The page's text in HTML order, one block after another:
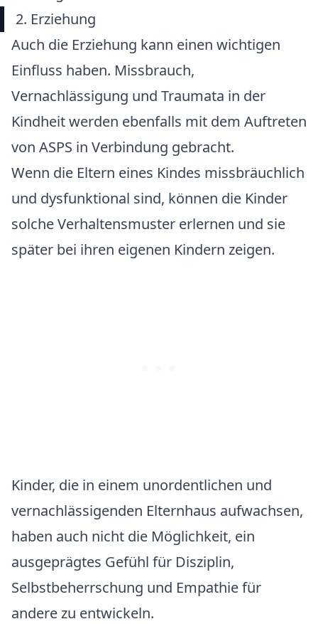
2. Erziehung
Auch die Erziehung kann einen wichtigen
Einfluss haben. Missbrauch,
Vernachlässigung und Traumata in der
Kindheit werden ebenfalls mit dem Auftreten
von ASPS in Verbindung gebracht.
Wenn die Eltern eines Kindes missbräuchlich
und dysfunktional sind, können die Kinder
solche Verhaltensmuster erlernen und sie
später bei ihren eigenen Kindern zeigen.
Kinder, die in einem unordentlichen und
vernachlässigenden Elternhaus aufwachsen,
haben auch nicht die Möglichkeit, ein
ausgeprägtes Gefühl für Disziplin,
Selbstbeherrschung und Empathie für
andere zu entwickeln.